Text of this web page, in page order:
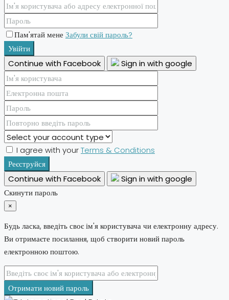
Пам'ятай мене Забули свій пароль?
Увійти
Continue with Facebook
Sign in with google
I agree with yourTerms & Conditions
Реєструйся
Continue with Facebook
Sign in with google
Скинути пароль
×
Будь ласка, введіть своє ім'я користувача чи електронну адресу.
Ви отримаєте посилання, щоб створити новий пароль
електронною поштою.
Отримати новий пароль